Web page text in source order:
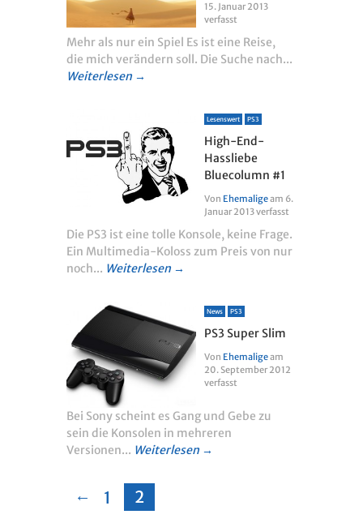
15. Januar 2013
verfasst
Mehr als nur ein Spiel Es ist eine Reise,
die mich verändern soll. Die Suche nach...
Weiterlesen →
Lesenswert PS3
High-End-
Hassliebe
Bluecolumn #1
Von Ehemaligeam 6.
Januar 2013verfasst
Die PS3 ist eine tolle Konsole, keine Frage.
Ein Multimedia-Koloss zum Preis von nur
noch... Weiterlesen →
News PS3
PS3 Super Slim
Von Ehemaligeam
20. September 2012
verfasst
Bei Sony scheint es Gang und Gebe zu
sein die Konsolen in mehreren
Versionen... Weiterlesen →
← 1 2